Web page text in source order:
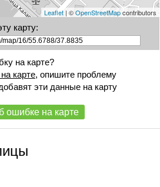
Leaflet| ©OpenStreetMapcontributors
карту:
на карте?
карте, опишите проблему
эти данные на карту
ошибке на карте